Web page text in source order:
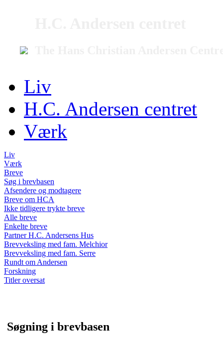
Liv
H.C. Andersen centret
Værk
Liv
Værk
Breve
Søg i brevbasen
Afsendere og modtagere
Breve om HCA
Ikke tidligere trykte breve
Alle breve
Enkelte breve
Partner H.C. Andersens Hus
Brevveksling med fam. Melchior
Brevveksling med fam. Serre
Rundt om Andersen
Forskning
Titler oversat
Søgning i brevbasen